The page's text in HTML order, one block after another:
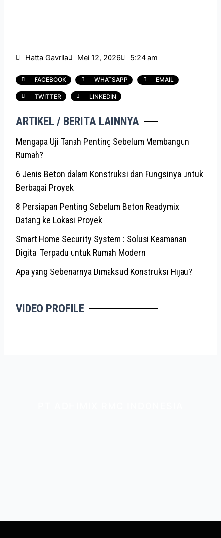
Hatta Gavrila Mei 12, 2026 5:24 am
FACEBOOK WHATSAPP EMAIL
TWITTER LINKEDIN
ARTIKEL / BERITA LAINNYA
Mengapa Uji Tanah Penting Sebelum Membangun
Rumah?
6 Jenis Beton dalam Konstruksi dan Fungsinya untuk
Berbagai Proyek
8 Persiapan Penting Sebelum Beton Readymix
Datang ke Lokasi Proyek
Smart Home Security System : Solusi Keamanan
Digital Terpadu untuk Rumah Modern
Apa yang Sebenarnya Dimaksud Konstruksi Hijau?
VIDEO PROFILE